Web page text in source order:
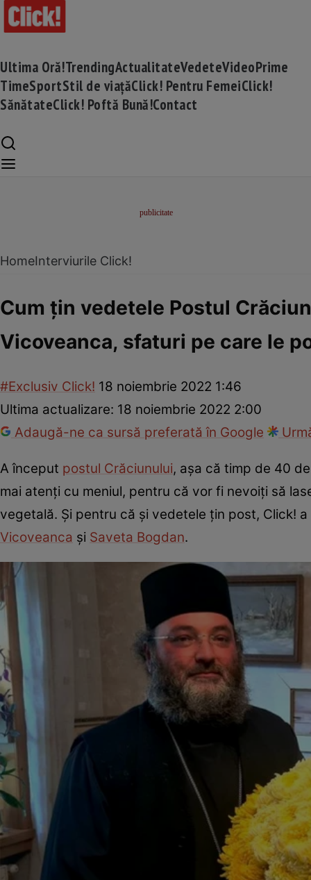
Ultima Oră!TrendingActualitateVedeteVideoPrime
TimeSportStil de viațăClick! Pentru FemeiClick!
SănătateClick! Poftă Bună!Contact
HomeInterviurile Click!
Cum ţin vedetele Postul
Vicoveanca, sfaturi pe care le
#Exclusiv Click! 18 noiembrie 2022 1:46
Ultima actualizare: 18 noiembrie 2022 2:00
Adaugă-ne ca sursă preferată în Google
A început postul Crăciunului, aşa că timp de 40
mai atenţi cu meniul, pentru că vor fi nevoiţi să
vegetală. Şi pentru că şi vedetele ţin post, Click!
Vicoveanca şi Saveta Bogdan.